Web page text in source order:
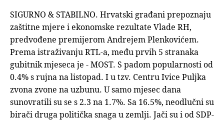
SIGURNO & STABILNO. Hrvatski građani prepoznaju
zaštitne mjere i ekonomske rezultate Vlade RH,
predvođene premijerom Andrejem Plenkovićem.
Prema istraživanju RTL-a, među prvih 5 stranaka
gubitnik mjeseca je - MOST. S padom popularnosti od
0.4% s rujna na listopad. I u tzv. Centru Ivice Puljka
zvona zvone na uzbunu. U samo mjesec dana
sunovratili su se s 2.3 na 1.7%. Sa 16.5%, neodlučni su
birači druga politička snaga u zemlji. Jači su i od SDP-